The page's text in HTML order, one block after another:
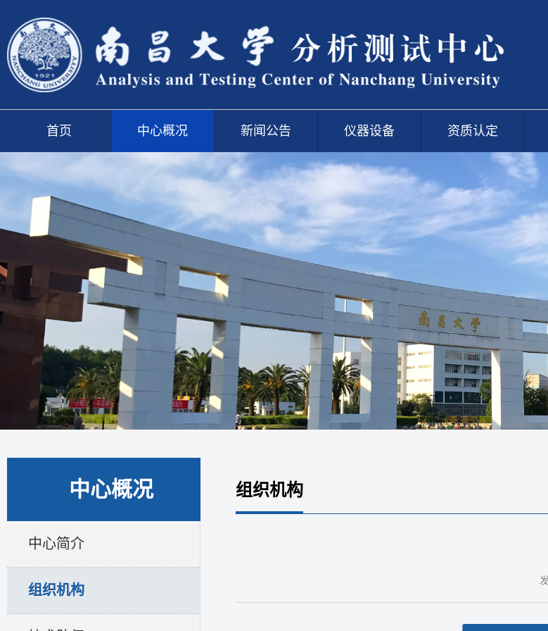
首页 中心概况 新闻公告 仪器设备 资质认定
中心概况
中心简介
组织机构
组织机构